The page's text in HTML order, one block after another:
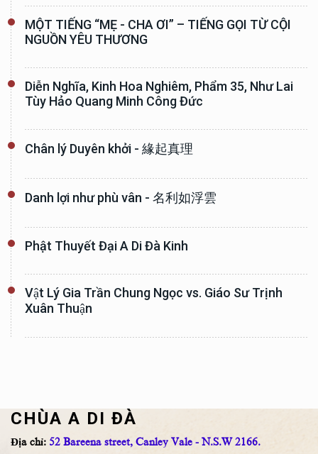
MỘT TIẾNG “MẸ - CHA ƠI” – TIẾNG GỌI TỪ CỘI
NGUỒN YÊU THƯƠNG
Diễn Nghĩa, Kinh Hoa Nghiêm, Phẩm 35, Như Lai
Tùy Hảo Quang Minh Công Đức
Chân lý Duyên khởi - 緣起真理
Danh lợi như phù vân - 名利如浮雲
Phật Thuyết Đại A Di Đà Kinh
Vật Lý Gia Trần Chung Ngọc vs. Giáo Sư Trịnh
Xuân Thuận
CHÙA A DI ĐÀ
Địa chỉ: 52 Bareena street, Canley Vale - N.S.W 2166.